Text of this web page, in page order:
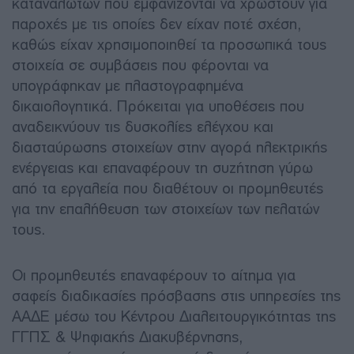
παροχές με τις οποίες δεν είχαν ποτέ σχέση,
καθώς είχαν χρησιμοποιηθεί τα προσωπικά τους
στοιχεία σε συμβάσεις που φέρονται να
υπογράφηκαν με πλαστογραφημένα
δικαιολογητικά. Πρόκειται για υποθέσεις που
αναδεικνύουν τις δυσκολίες ελέγχου και
διασταύρωσης στοιχείων στην αγορά ηλεκτρικής
ενέργειας και επαναφέρουν τη συζήτηση γύρω
από τα εργαλεία που διαθέτουν οι προμηθευτές
για την επαλήθευση των στοιχείων των πελατών
τους.
Οι προμηθευτές επαναφέρουν το αίτημα για
σαφείς διαδικασίες πρόσβασης στις υπηρεσίες της
ΑΑΔΕ μέσω του Κέντρου Διαλειτουργικότητας της
ΓΓΠΣ & Ψηφιακής Διακυβέρνησης,